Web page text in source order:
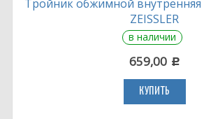
Тройник обжимной внутренняя
ZEISSLER
в наличии
659,00 c
КУПИТЬ